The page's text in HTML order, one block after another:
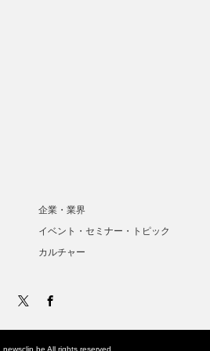
企業・業界
イベント・セミナー・トピック
カルチャー
newsclip.be All rights reserved.